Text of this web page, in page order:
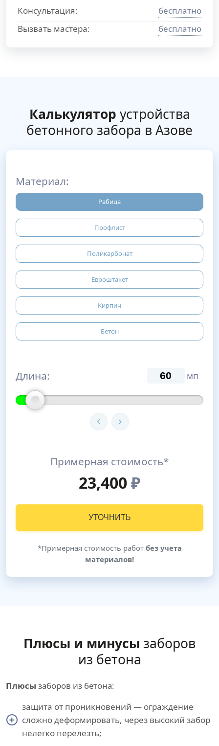
Консультация:
бесплатно
Вызвать мастера:
бесплатно
Калькулятор устройства
бетонного забора в Азове
Материал:
Рабица
Профлист
Поликарбонат
Евроштакет
Кирпич
Бетон
Длина: мп
Примерная стоимость*
23,400₽
УТОЧНИТЬ
*Примерная стоимость работ без учета
материалов!
Плюсы и минусы заборов
из бетона
Плюсы заборов из бетона:
защита от проникновений — ограждение
сложно деформировать, через высокий забор
нелегко перелезть;